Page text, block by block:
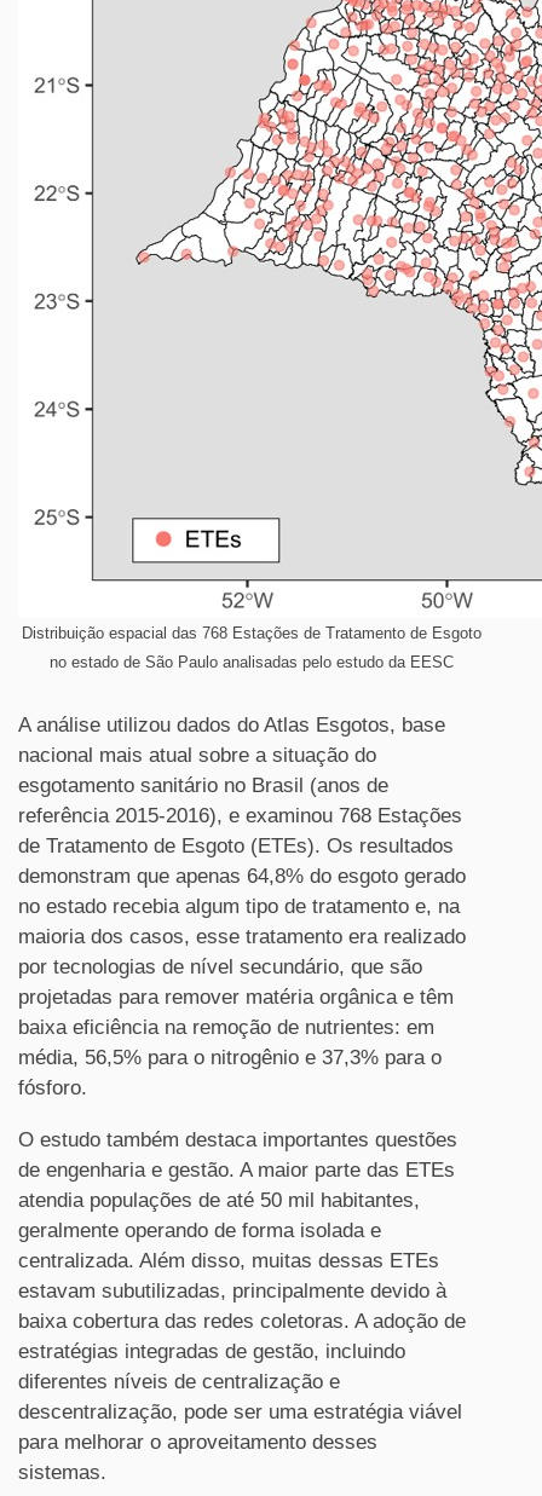
Distribuição espacial das 768 Estações de Tratamento de Esgoto
no estado de São Paulo analisadas pelo estudo da EESC
A análise utilizou dados do Atlas Esgotos, base
nacional mais atual sobre a situação do
esgotamento sanitário no Brasil (anos de
referência 2015-2016), e examinou 768 Estações
de Tratamento de Esgoto (ETEs). Os resultados
demonstram que apenas 64,8% do esgoto gerado
no estado recebia algum tipo de tratamento e, na
maioria dos casos, esse tratamento era realizado
por tecnologias de nível secundário, que são
projetadas para remover matéria orgânica e têm
baixa eficiência na remoção de nutrientes: em
média, 56,5% para o nitrogênio e 37,3% para o
fósforo.
O estudo também destaca importantes questões
de engenharia e gestão. A maior parte das ETEs
atendia populações de até 50 mil habitantes,
geralmente operando de forma isolada e
centralizada. Além disso, muitas dessas ETEs
estavam subutilizadas, principalmente devido à
baixa cobertura das redes coletoras. A adoção de
estratégias integradas de gestão, incluindo
diferentes níveis de centralização e
descentralização, pode ser uma estratégia viável
para melhorar o aproveitamento desses
sistemas.